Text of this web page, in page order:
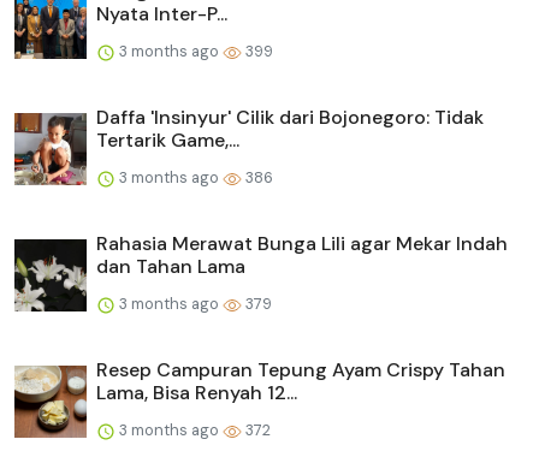
Nyata Inter-P...
3 months ago 399
Daffa 'Insinyur' Cilik dari Bojonegoro: Tidak
Tertarik Game,...
3 months ago 386
Rahasia Merawat Bunga Lili agar Mekar Indah
dan Tahan Lama
3 months ago 379
Resep Campuran Tepung Ayam Crispy Tahan
Lama, Bisa Renyah 12...
3 months ago 372